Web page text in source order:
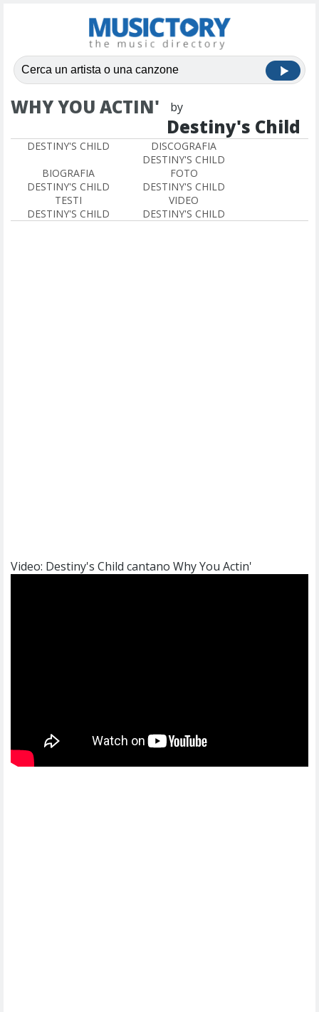
WHY YOU ACTIN' by
Destiny's Child
DESTINY'S CHILD
DISCOGRAFIA
DESTINY'S CHILD
BIOGRAFIA
DESTINY'S CHILD
FOTO
DESTINY'S CHILD
TESTI
DESTINY'S CHILD
VIDEO
DESTINY'S CHILD
Video: Destiny's Child cantano Why You Actin'